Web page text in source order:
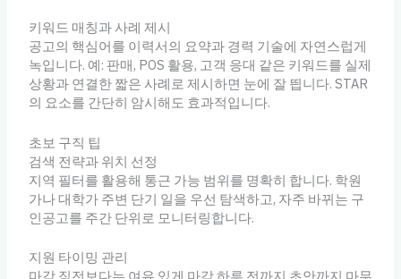
키워드 매칭과 사례 제시
공고의 핵심어를 이력서의 요약과 경력 기술에 자연스럽게
녹입니다. 예: 판매, POS 활용, 고객 응대 같은 키워드를 실제
상황과 연결한 짧은 사례로 제시하면 눈에 잘 띕니다. STAR
의 요소를 간단히 암시해도 효과적입니다.
초보 구직 팁
검색 전략과 위치 선정
지역 필터를 활용해 통근 가능 범위를 명확히 합니다. 학원
가나 대학가 주변 단기 일을 우선 탐색하고, 자주 바뀌는 구
인공고를 주간 단위로 모니터링합니다.
지원 타이밍 관리